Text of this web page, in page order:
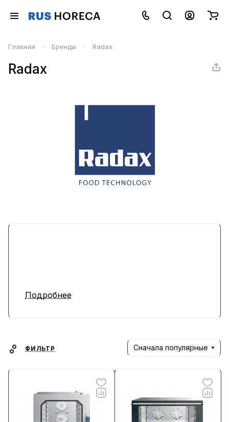
Главная – Бренды – Radax
Radax
Подробнее
ФИЛЬТР Сначала популярные